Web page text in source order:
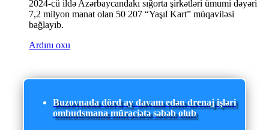
2024-cü ildə Azərbaycandakı sığorta şirkətləri ümumi dəyəri
7,2 milyon manat olan 50 207 “Yaşıl Kart” müqaviləsi
bağlayıb.
Ardını oxu
Buzovnada dörd ay davam edən drenaj işləri
ombudsmana müraciətə səbəb olub